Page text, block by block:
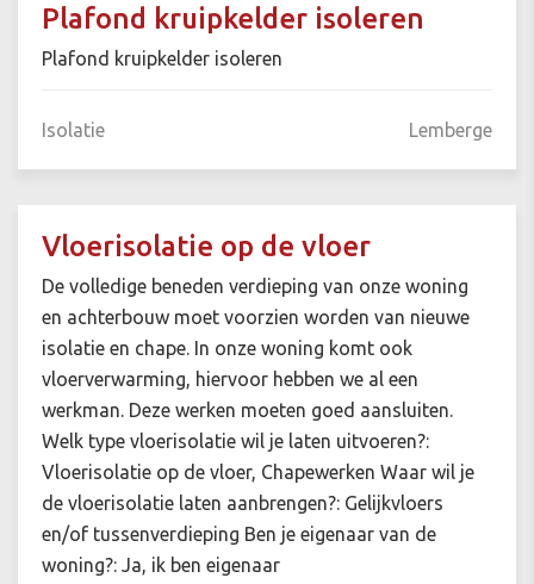
Plafond kruipkelder isoleren
Plafond kruipkelder isoleren
Isolatie Lemberge
Vloerisolatie op de vloer
De volledige beneden verdieping van onze woning
en achterbouw moet voorzien worden van nieuwe
isolatie en chape. In onze woning komt ook
vloerverwarming, hiervoor hebben we al een
werkman. Deze werken moeten goed aansluiten.
Welk type vloerisolatie wil je laten uitvoeren?:
Vloerisolatie op de vloer, Chapewerken Waar wil je
de vloerisolatie laten aanbrengen?: Gelijkvloers
en/of tussenverdieping Ben je eigenaar van de
woning?: Ja, ik ben eigenaar